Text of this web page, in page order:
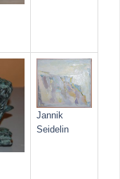
Jannik
Seidelin